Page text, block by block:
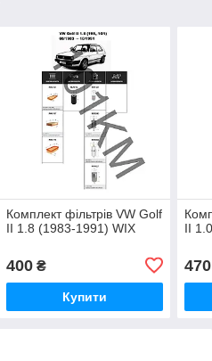
Комплект фільтрів VW Golf
II 1.8 (1983-1991) WIX
400₴
Купити
II
470